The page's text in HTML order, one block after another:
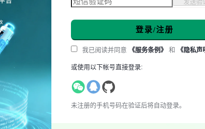
发送验
登录/注册
我已阅读并同意 《服务条例》 和 《隐私声
或使用以下帐号直接登录:
未注册的手机号码在验证后将自动登录。